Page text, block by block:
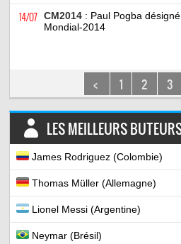
14/07 CM2014 : Paul Pogba
Mondial-2014
< 1 2 3
LES MEILLEURS
James Rodriguez (Colombie)
Thomas Müller (Allemagne)
Lionel Messi (Argentine)
Neymar (Brésil)